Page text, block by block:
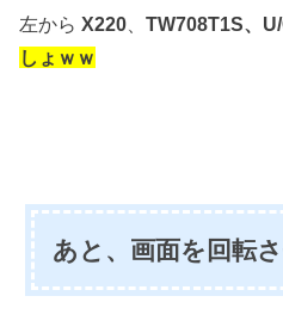
左からX220 、TW708T1S、U/
しょｗｗ
あと、画面を回転